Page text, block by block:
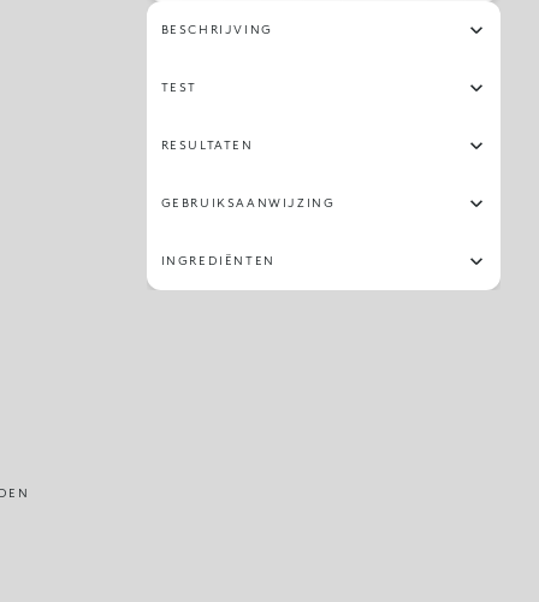
BESCHRIJVING
TEST
RESULTATEN
GEBRUIKSAANWIJZING
INGREDIËNTEN